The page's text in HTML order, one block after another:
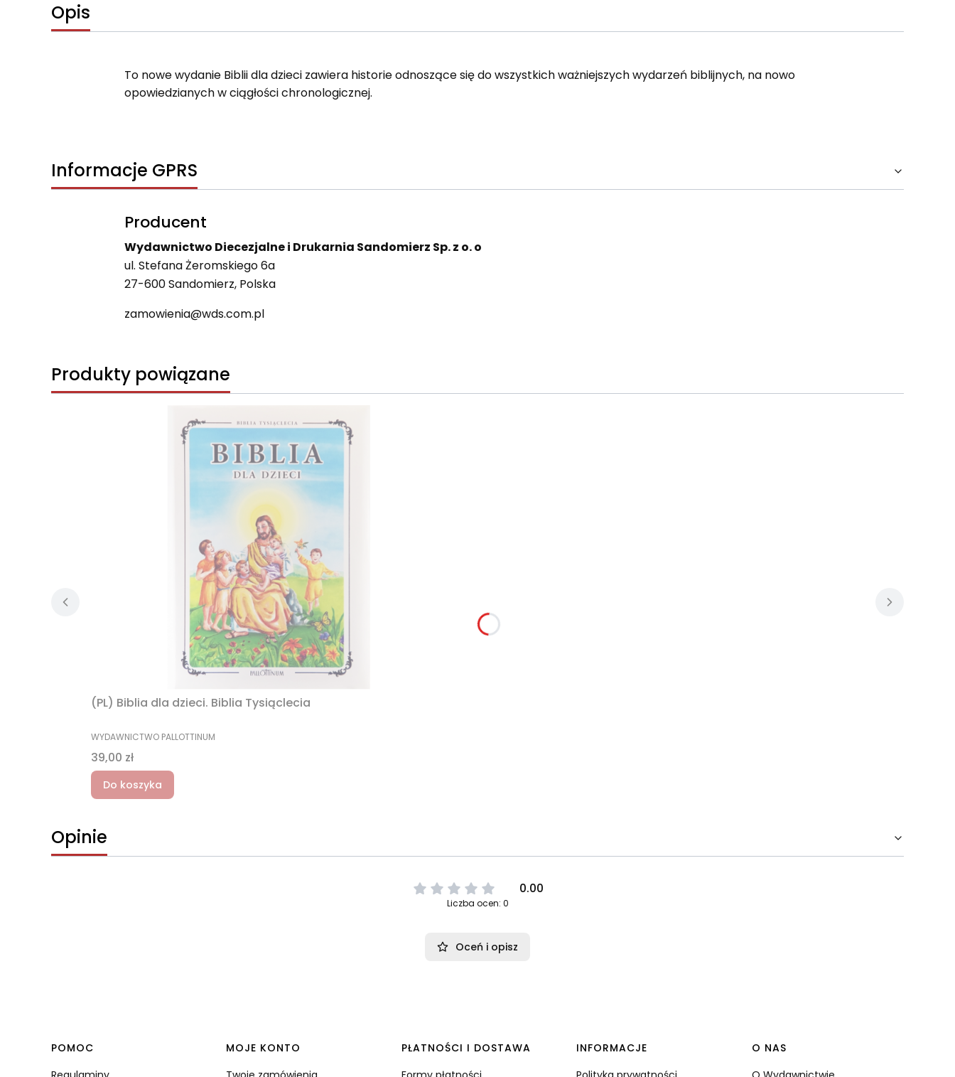
Opis
To nowe wydanie Biblii dla dzieci zawiera historie odnoszące się do wszystkich ważniejszych wydarzeń biblijnych, na nowo
opowiedzianych w ciągłości chronologicznej.
Informacje GPRS
Producent
Wydawnictwo Diecezjalne i Drukarnia Sandomierz Sp. z o. o
ul. Stefana Żeromskiego 6a
27-600 Sandomierz, Polska
zamowienia@wds.com.pl
Produkty powiązane
(PL) Biblia dla dzieci. Biblia Tysiąclecia
PRODUCENT
WYDAWNICTWO PALLOTTINUM
Cena
39,00 zł
Do koszyka
Opinie
0.00
Liczba ocen: 0
Oceń i opisz
Linki w stopce
POMOC
MOJE KONTO
PŁATNOŚCI I DOSTAWA
INFORMACJE
O NAS